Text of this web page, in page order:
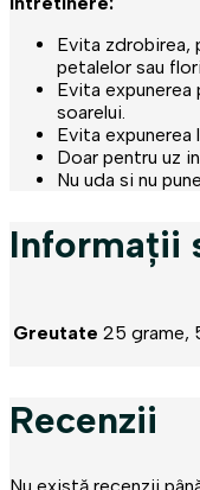
Evita zdrobirea,
petalelor sau
Evita expunerea
soarelui.
Evita expunerea
Doar pentru uz
Nu uda si nu
Informații
Greutate 25 grame,
Recenzii